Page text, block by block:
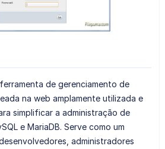
de gerenciamento de
na web amplamente utilizada e
simplificar a administração de
e MariaDB. Serve como um
administradores